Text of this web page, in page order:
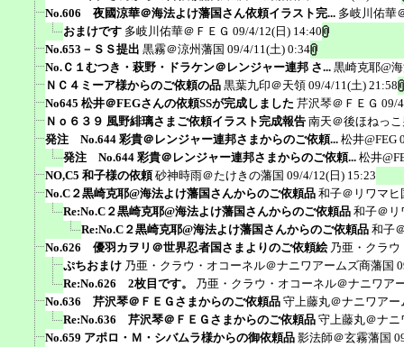
No.606 夜國涼華＠海法よけ藩国さん依頼イラスト完... 多岐川佑華
おまけです 多岐川佑華＠ＦＥＧ 09/4/12(日) 14:40
No.653－ＳＳ提出 黒霧＠涼州藩国 09/4/11(土) 0:34
No.Ｃ１むつき・萩野・ドラケン＠レンジャー連邦 さ... 黒崎克耶@
ＮＣ４ミーア様からのご依頼の品 黒葉九印＠天領 09/4/11(土) 21:58
No645 松井＠FEGさんの依頼SSが完成しました 芹沢琴＠ＦＥＧ 09/
Ｎｏ６３９ 風野緋璃さまご依頼イラスト完成報告 南天＠後ほねっ
発注 No.644 彩貴＠レンジャー連邦さまからのご依頼... 松井@FEG
発注 No.644 彩貴＠レンジャー連邦さまからのご依頼... 松井
NO,C5 和子様の依頼 砂神時雨＠たけきの藩国 09/4/12(日) 15:23
No.C２黒崎克耶@海法よけ藩国さんからのご依頼品 和子＠リワマヒ
Re:No.C２黒崎克耶@海法よけ藩国さんからのご依頼品 和子＠リ
Re:No.C２黒崎克耶@海法よけ藩国さんからのご依頼品 和子
No.626 優羽カヲリ＠世界忍者国さまよりのご依頼絵 乃亜・クラ
ぷちおまけ 乃亜・クラウ・オコーネル＠ナニワアームズ商藩国
Re:No.626 2枚目です。
乃亜・クラウ・オコーネル＠ナニワア
No.636 芹沢琴＠ＦＥＧさまからのご依頼品 守上藤丸＠ナニワアー
Re:No.636 芹沢琴＠ＦＥＧさまからのご依頼品 守上藤丸＠ナ
No.659 アポロ・Ｍ・シバムラ様からの御依頼品 影法師＠玄霧藩国